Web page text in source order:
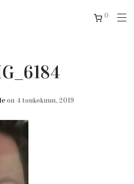
0
on 4 toukokuun, 2019